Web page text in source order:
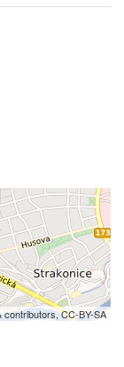
contributors, CC-BY-SA